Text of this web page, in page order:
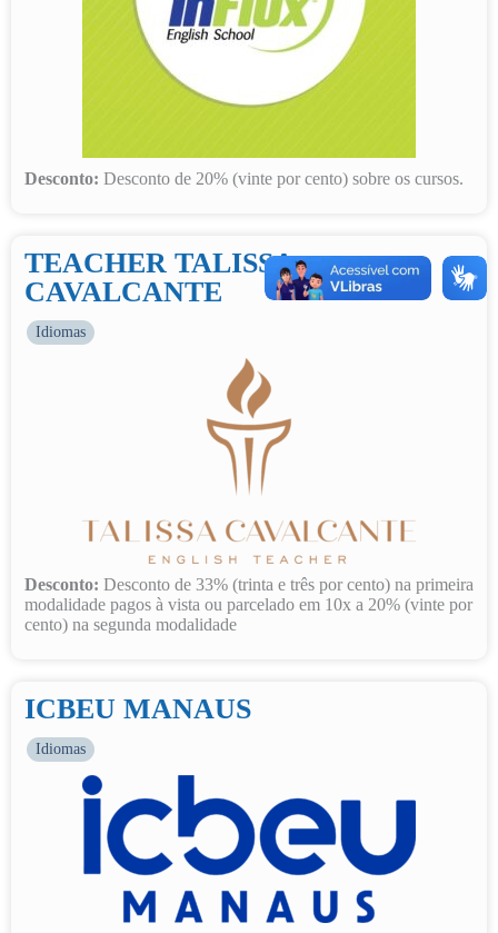
Desconto: Desconto de 20% (vinte por cento) sobre os cursos.
TEACHER TALISSA
CAVALCANTE
Idiomas
Desconto: Desconto de 33% (trinta e três por cento) na primeira
modalidade pagos à vista ou parcelado em 10x a 20% (vinte por
cento) na segunda modalidade
ICBEU MANAUS
Idiomas